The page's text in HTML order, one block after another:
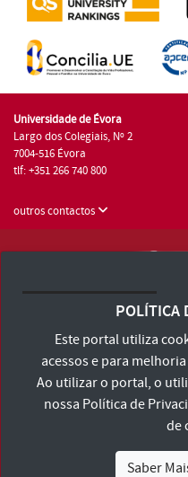
Universidade de Évora
Largo dos Colegiais, Nº 2
7004-516 Évora
tlf: +351 266 740 800
outros contactos
Consulte os Termos e
Declaração
POLÍTICA
Este portal utiliza
acessos e para
Ao utilizar o portal, o
nossa Política de
de
Saber